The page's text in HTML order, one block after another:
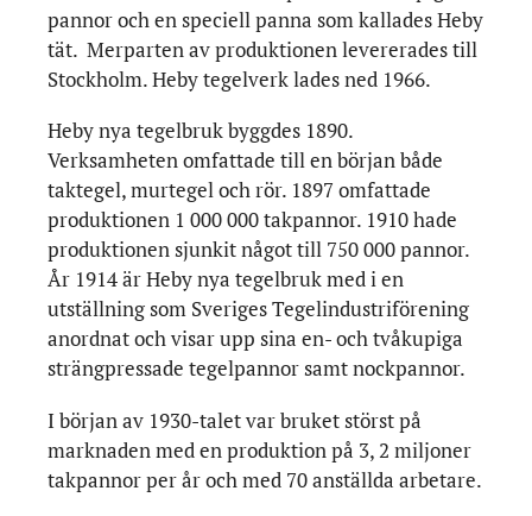
pannor och en speciell panna som kallades Heby
tät. Merparten av produktionen levererades till
Stockholm. Heby tegelverk lades ned 1966.
Heby nya tegelbruk byggdes 1890.
Verksamheten omfattade till en början både
taktegel, murtegel och rör. 1897 omfattade
produktionen 1 000 000 takpannor. 1910 hade
produktionen sjunkit något till 750 000 pannor.
År 1914 är Heby nya tegelbruk med i en
utställning som Sveriges Tegelindustriförening
anordnat och visar upp sina en- och tvåkupiga
strängpressade tegelpannor samt nockpannor.
I början av 1930-talet var bruket störst på
marknaden med en produktion på 3, 2 miljoner
takpannor per år och med 70 anställda arbetare.